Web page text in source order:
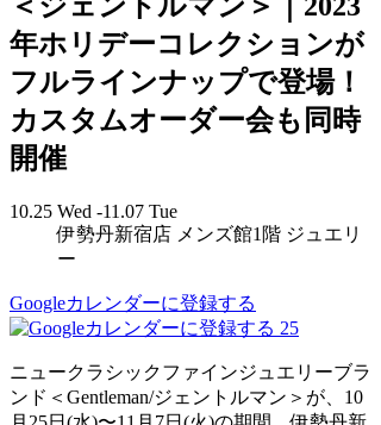
年ホリデーコレクションが
フルラインナップで登場！
カスタムオーダー会も同時
開催
10.25 Wed -11.07 Tue
伊勢丹新宿店 メンズ館1階 ジュエリ
ー
Googleカレンダーに登録する
25
ニュークラシックファインジュエリーブラ
ンド＜Gentleman/ジェントルマン＞が、10